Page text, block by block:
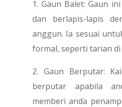
1. Gaun Balet: Gaun
dan berlapis-lapis
anggun. Ia sesuai
formal, seperti tarian
2. Gaun Berputar:
berputar apabila
memberi anda